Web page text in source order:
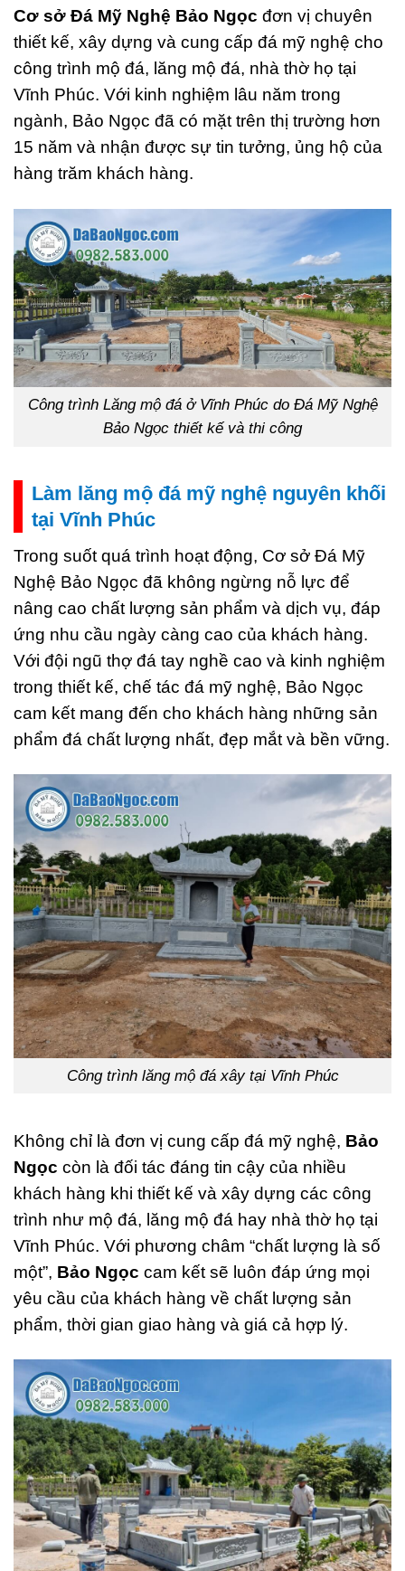
Cơ sở Đá Mỹ Nghệ Bảo Ngọc đơn vị chuyên
thiết kế, xây dựng và cung cấp đá mỹ nghệ cho
công trình mộ đá, lăng mộ đá, nhà thờ họ tại
Vĩnh Phúc. Với kinh nghiệm lâu năm trong
ngành, Bảo Ngọc đã có mặt trên thị trường hơn
15 năm và nhận được sự tin tưởng, ủng hộ của
hàng trăm khách hàng.
Công trình Lăng mộ đá ở Vĩnh Phúc do Đá Mỹ Nghệ
Bảo Ngọc thiết kế và thi công
Làm lăng mộ đá mỹ nghệ nguyên khối
tại Vĩnh Phúc
Trong suốt quá trình hoạt động, Cơ sở Đá Mỹ
Nghệ Bảo Ngọc đã không ngừng nỗ lực để
nâng cao chất lượng sản phẩm và dịch vụ, đáp
ứng nhu cầu ngày càng cao của khách hàng.
Với đội ngũ thợ đá tay nghề cao và kinh nghiệm
trong thiết kế, chế tác đá mỹ nghệ, Bảo Ngọc
cam kết mang đến cho khách hàng những sản
phẩm đá chất lượng nhất, đẹp mắt và bền vững.
Công trình lăng mộ đá xây tại Vĩnh Phúc
Không chỉ là đơn vị cung cấp đá mỹ nghệ, Bảo
Ngọc còn là đối tác đáng tin cậy của nhiều
khách hàng khi thiết kế và xây dựng các công
trình như mộ đá, lăng mộ đá hay nhà thờ họ tại
Vĩnh Phúc. Với phương châm “chất lượng là số
một”, Bảo Ngọc cam kết sẽ luôn đáp ứng mọi
yêu cầu của khách hàng về chất lượng sản
phẩm, thời gian giao hàng và giá cả hợp lý.